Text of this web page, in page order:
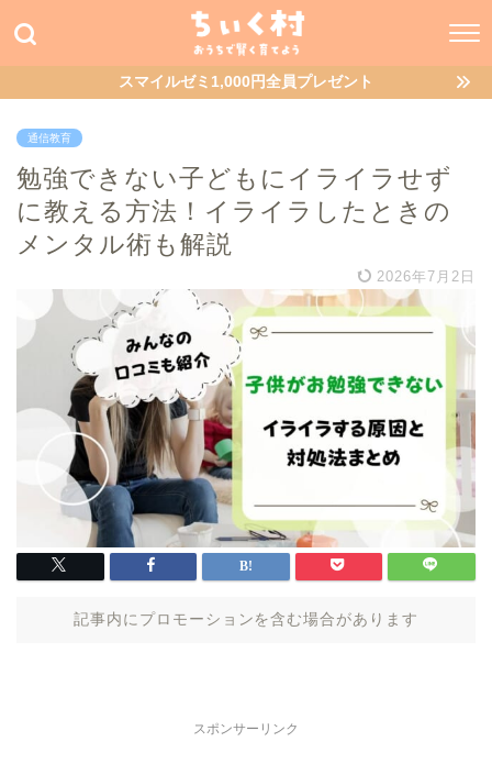
スマイルゼミ1,000円全員プレゼント
通信教育
勉強できない子どもにイライラせず
に教える方法！イライラしたときの
メンタル術も解説
2026年7月2日
記事内にプロモーションを含む場合があります
スポンサーリンク